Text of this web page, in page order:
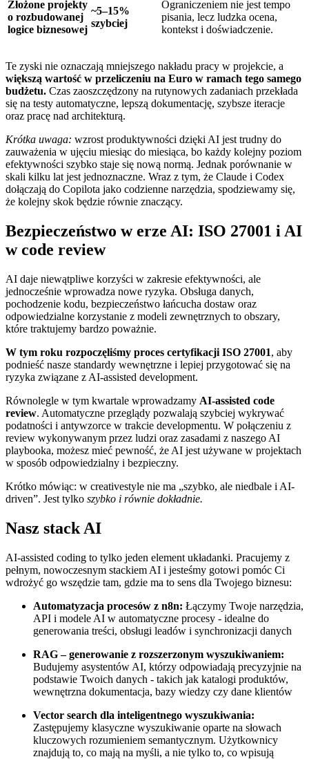
Złożone projekty
o rozbudowanej
logice biznesowej
~5–15%
szybciej
Ograniczeniem nie jest tempo
pisania, lecz ludzka ocena,
kontekst i doświadczenie.
Te zyski nie oznaczają mniejszego nakładu pracy w projekcie, a
większą wartość w przeliczeniu na Euro w ramach tego samego
budżetu. Czas zaoszczędzony na rutynowych zadaniach przekłada
się na testy automatyczne, lepszą dokumentację, szybsze iteracje
oraz pracę nad architekturą.
Krótka uwaga: wzrost produktywności dzięki AI jest trudny do
zauważenia w ujęciu miesiąc do miesiąca, bo każdy kolejny poziom
efektywności szybko staje się nową normą. Jednak porównanie w
skali kilku lat jest jednoznaczne. Wraz z tym, że Claude i Codex
dołączają do Copilota jako codzienne narzędzia, spodziewamy się,
że kolejny skok będzie równie znaczący.
Bezpieczeństwo w erze AI: ISO 27001 i AI
w code review
AI daje niewątpliwe korzyści w zakresie efektywności, ale
jednocześnie wprowadza nowe ryzyka. Obsługa danych,
pochodzenie kodu, bezpieczeństwo łańcucha dostaw oraz
odpowiedzialne korzystanie z modeli zewnętrznych to obszary,
które traktujemy bardzo poważnie.
W tym roku rozpoczęliśmy proces certyfikacji ISO 27001, aby
podnieść nasze standardy wewnętrzne i lepiej przygotować się na
ryzyka związane z AI-assisted development.
Równolegle w tym kwartale wprowadzamy AI-assisted code
review. Automatyczne przeglądy pozwalają szybciej wykrywać
podatności i antywzorce w trakcie developmentu. W połączeniu z
review wykonywanym przez ludzi oraz zasadami z naszego AI
playbooka, możesz mieć pewność, że AI jest używane w projektach
w sposób odpowiedzialny i bezpieczny.
Krótko mówiąc: w creativestyle nie ma „szybko, ale niedbale i AI-
driven”. Jest tylko szybko i równie dokładnie.
Nasz stack AI
AI-assisted coding to tylko jeden element układanki. Pracujemy z
pełnym, nowoczesnym stackiem AI i jesteśmy gotowi pomóc Ci
wdrożyć go wszędzie tam, gdzie ma to sens dla Twojego biznesu:
Automatyzacja procesów z n8n: Łączymy Twoje narzędzia,
API i modele AI w automatyczne procesy - idealne do
generowania treści, obsługi leadów i synchronizacji danych
RAG – generowanie z rozszerzonym wyszukiwaniem:
Budujemy asystentów AI, którzy odpowiadają precyzyjnie na
podstawie Twoich danych - takich jak katalogi produktów,
wewnętrzna dokumentacja, bazy wiedzy czy dane klientów
Vector search dla inteligentnego wyszukiwania:
Zastępujemy klasyczne wyszukiwanie oparte na słowach
kluczowych rozumieniem semantycznym. Użytkownicy
znajdują to, co mają na myśli, a nie tylko to, co wpisują